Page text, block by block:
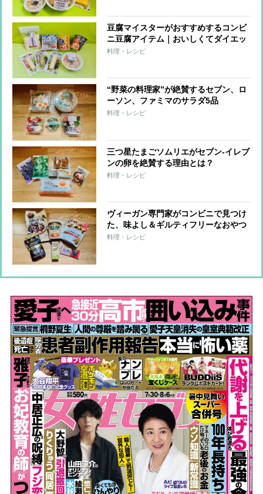
豆腐マイスターがおすすめするコンビ
ニ豆腐アイテム｜おいしくてダイエッ
トに役立つ8品
料理・レシピ
“野菜の料理家”が絶賛するセブン、ロ
ーソン、ファミマのサラダ5品
料理・レシピ
三つ星たまごソムリエがセブン-イレブ
ンの卵を絶賛する理由とは？
料理・レシピ
ヴィーガン専門家がコンビニで見つけ
た、味よし＆ギルティフリーなおやつ
6品
料理・レシピ